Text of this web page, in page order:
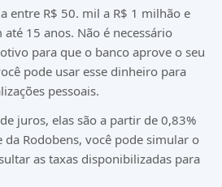
entre R$ 50. mil a R$ 1 milhão e
15 anos. Não é necessário
para que o banco aprove o seu
pode usar esse dinheiro para
pessoais.
juros, elas são a partir de 0,83%
da Rodobens, você pode simular o
as taxas disponibilizadas para